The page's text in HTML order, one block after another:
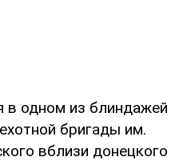
в одном из блиндажей
бригады им.
вблизи донецкого